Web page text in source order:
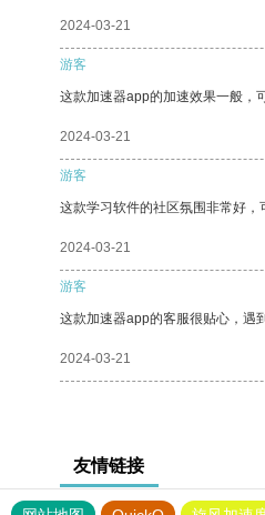
2024-03-21
游客
这款加速器app的加速效果一般，
2024-03-21
游客
这款学习软件的社区氛围非常好，
2024-03-21
游客
这款加速器app的客服很贴心，遇
2024-03-21
友情链接